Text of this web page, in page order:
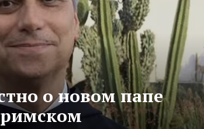
о новом папе
римском